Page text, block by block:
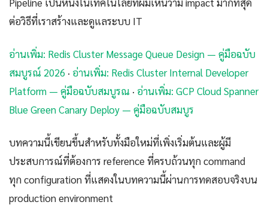
ต่อวิธีที่เราสร้างและดูแลระบบ IT
อ่านเพิ่ม: Redis Cluster Message Queue Design — คู่มือฉบับ
สมบูรณ์ 2026 · อ่านเพิ่ม: Redis Cluster Internal Developer
Platform — คู่มือฉบับสมบูรณ · อ่านเพิ่ม: GCP Cloud Spanner
Blue Green Canary Deploy — คู่มือฉบับสมบูร
บทความนี้เขียนขึ้นสำหรับทั้งมือใหม่ที่เพิ่งเริ่มต้นและผู้มี
ประสบการณ์ที่ต้องการ reference ที่ครบถ้วนทุก command
ทุก configuration ที่แสดงในบทความนี้ผ่านการทดสอบจริงบน
production environment